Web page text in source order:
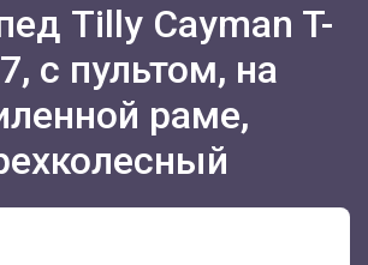
Tilly Cayman T-
с пультом, на
раме,